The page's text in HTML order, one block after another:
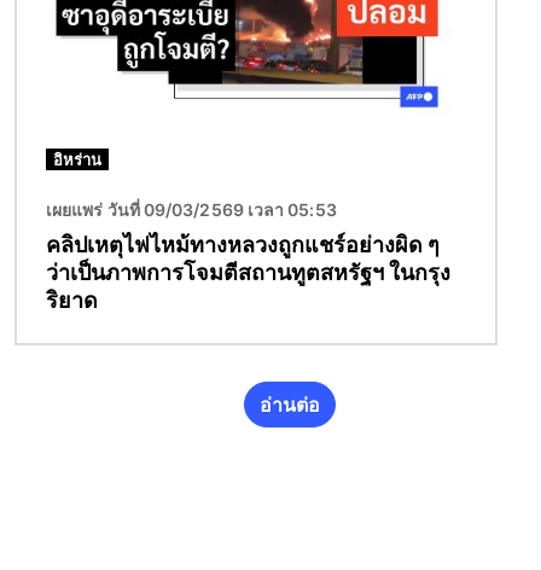
อิหร่าน
เผยแพร่ วันที่ 09/03/2569 เวลา 05:53
คลิปเหตุไฟไหม้ทางหลวงถูกแชร์อย่างผิด ๆ
ว่าเป็นภาพการโจมตีสถานทูตสหรัฐฯ ในกรุง
ริยาด
อ่านต่อ